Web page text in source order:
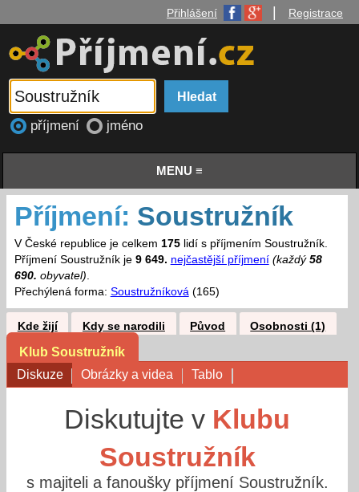
Přihlášení Registrace
příjmení jméno
MENU ≡
Příjmení: Soustružník
V České republice je celkem 175lidí s příjmením Soustružník.
Příjmení Soustružník je 9 649. nejčastější příjmení (každý 58
690. obyvatel).
Přechýlená forma: Soustružníková(165)
Kde žijí Kdy se narodili Původ Osobnosti (1)
Klub Soustružník
Diskuze
Obrázky a videa Tablo
Diskutujte v Klubu
Soustružník
s majiteli a fanoušky příjmení Soustružník.